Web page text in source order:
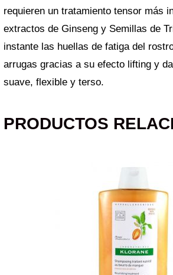
requieren un tratamiento tensor más
extractos de Ginseng y Semillas de
instante las huellas de fatiga del
arrugas gracias a su efecto lifting y
suave, flexible y terso.
PRODUCTOS